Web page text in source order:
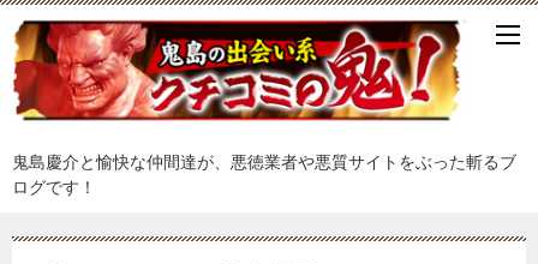
鬼島慶介と愉快な仲間達が、悪徳業者や悪質サイトをぶった斬るブ
ログです！